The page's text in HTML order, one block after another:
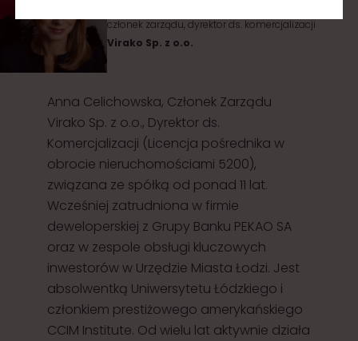
członek zarządu, dyrektor ds. komercjalizacji
Virako Sp. z o.o.
Anna Celichowska, Członek Zarządu
Virako Sp. z o.o., Dyrektor ds.
Komercjalizacji (Licencja pośrednika w
obrocie nieruchomościami 5200),
związana ze spółką od ponad 11 lat.
Wcześniej zatrudniona w firmie
deweloperskiej z Grupy Banku PEKAO SA
oraz w zespole obsługi kluczowych
inwestorów w Urzędzie Miasta Łodzi. Jest
absolwentką Uniwersytetu Łódzkiego i
członkiem prestiżowego amerykańskiego
CCIM Institute. Od wielu lat aktywnie działa